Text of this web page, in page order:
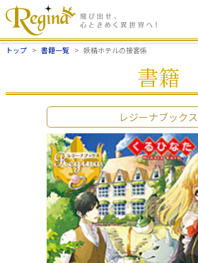
トップ 書籍一覧 妖精ホテルの接客係
書籍
レジーナブックス